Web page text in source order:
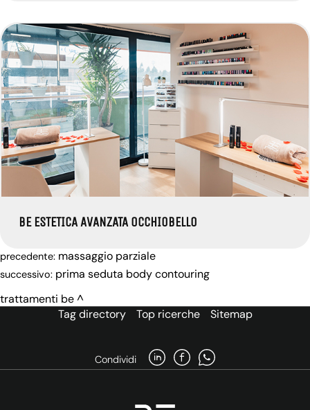
BE ESTETICA AVANZATA OCCHIOBELLO
precedente: massaggio parziale
successivo: prima seduta body contouring
trattamenti be
Tag directory
Top ricerche Sitemap
Condividi